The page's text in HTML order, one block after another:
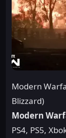
Modern
Blizzard)
Modern
PS4, PS5,